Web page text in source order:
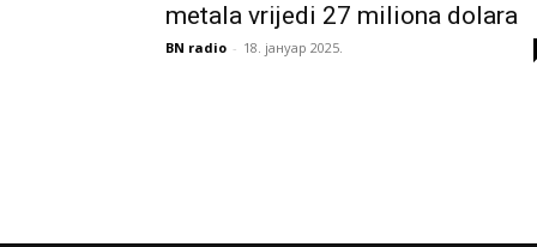
metala vrijedi 27 miliona dolara
BN radio - 18. јануар 2025.